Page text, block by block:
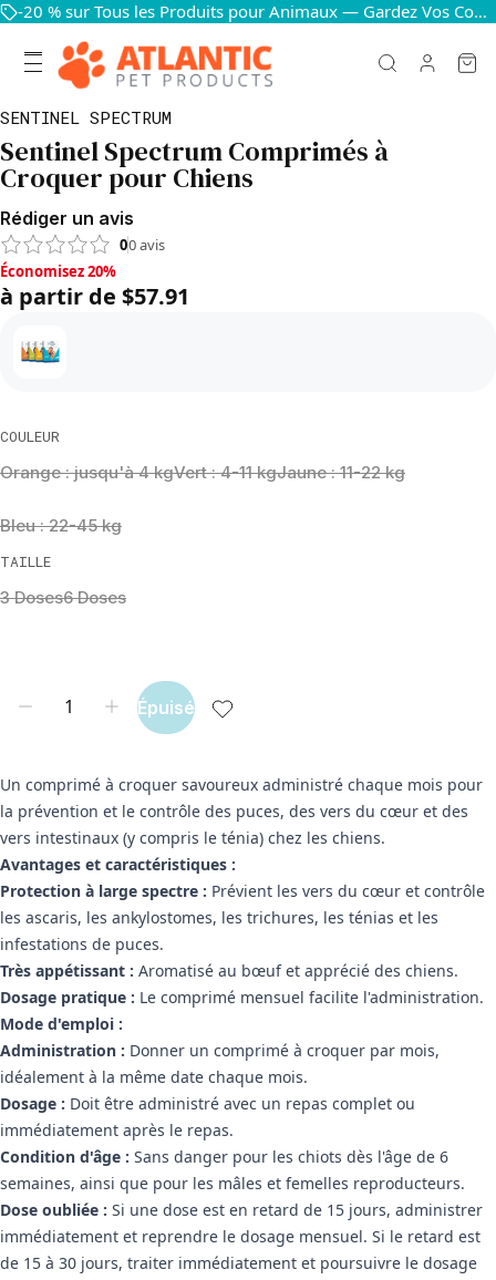
-20 % sur Tous les Produits pour Animaux — Gardez Vos Compagnons Heureux et en Bonne Santé
SENTINEL SPECTRUM
Sentinel Spectrum Comprimés à
Croquer pour Chiens
Rédiger un avis
00avis
Économisez 20%, à partir de $57.91
Économisez 20%
à partir de $57.91
COULEUR
Orange : jusqu'à 4 kgVert : 4-11 kgJaune : 11-22 kg
Bleu : 22-45 kg
TAILLE
3 Doses6 Doses
Épuisé
Un comprimé à croquer savoureux administré chaque mois pour
la prévention et le contrôle des puces, des vers du cœur et des
vers intestinaux (y compris le ténia) chez les chiens.
Avantages et caractéristiques :
Protection à large spectre : Prévient les vers du cœur et contrôle
les ascaris, les ankylostomes, les trichures, les ténias et les
infestations de puces.
Très appétissant : Aromatisé au bœuf et apprécié des chiens.
Dosage pratique : Le comprimé mensuel facilite l'administration.
Mode d'emploi :
Administration : Donner un comprimé à croquer par mois,
idéalement à la même date chaque mois.
Dosage : Doit être administré avec un repas complet ou
immédiatement après le repas.
Condition d'âge : Sans danger pour les chiots dès l'âge de 6
semaines, ainsi que pour les mâles et femelles reproducteurs.
Dose oubliée : Si une dose est en retard de 15 jours, administrer
immédiatement et reprendre le dosage mensuel. Si le retard est
de 15 à 30 jours, traiter immédiatement et poursuivre le dosage